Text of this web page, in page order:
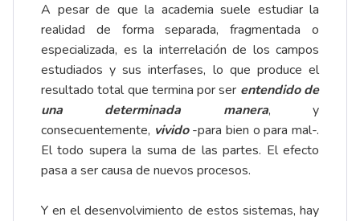
A pesar de que la academia suele estudiar la
realidad de forma separada, fragmentada o
especializada, es la interrelación de los campos
estudiados y sus interfases, lo que produce el
resultado total que termina por ser entendido de
una determinada manera, y
consecuentemente, vivido-para bien o para mal-.
El todo supera la suma de las partes. El efecto
pasa a ser causa de nuevos procesos.
Y en el desenvolvimiento de estos sistemas, hay